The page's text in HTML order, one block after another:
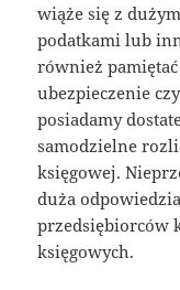
wiąże się z
podatkami lub
również
ubezpieczenie
posiadamy
samodzielne
księgowej.
duża
przedsiębiorców
księgowych.